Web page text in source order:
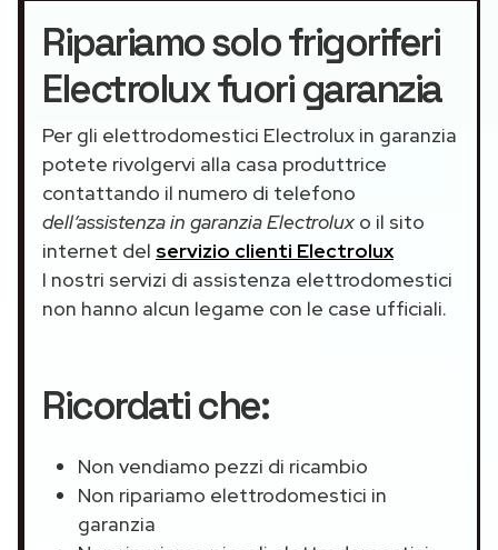
Ripariamo solo frigoriferi
Electrolux fuori garanzia
Per gli elettrodomestici Electrolux in garanzia
potete rivolgervi alla casa produttrice
contattando il numero di telefono
dell’assistenza in garanzia Electrolux o il sito
internet del servizio clienti Electrolux
I nostri servizi di assistenza elettrodomestici
non hanno alcun legame con le case ufficiali.
Ricordati che:
Non vendiamo pezzi di ricambio
Non ripariamo elettrodomestici in
garanzia